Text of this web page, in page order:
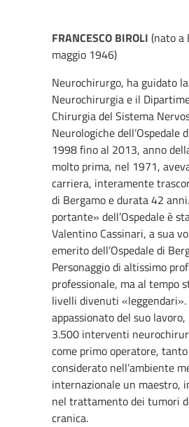
FRANCESCO BIROLI (nato a
maggio 1946)
Neurochirurgo, ha guidato la
Neurochirurgia e il
Chirurgia del Sistema
Neurologiche dell’Ospedale
1998 fino al 2013, anno
molto prima, nel 1971,
carriera, interamente
di Bergamo e durata 42
portante» dell’Ospedale è
Valentino Cassinari, a sua
emerito dell’Ospedale di
Personaggio di altissimo
professionale, ma al tempo
livelli divenuti «leggendari».
appassionato del suo
3.500 interventi
come primo operatore,
considerato nell’ambiente
internazionale un maestro,
nel trattamento dei tumori
cranica.